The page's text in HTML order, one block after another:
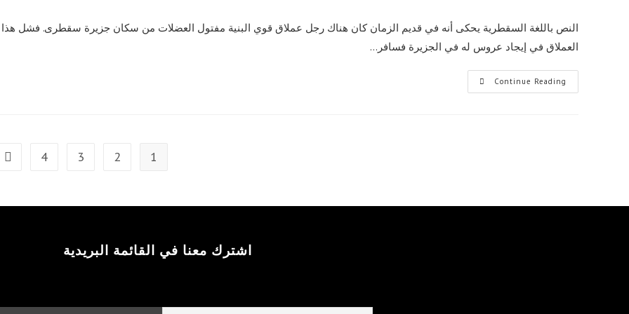
النص باللغة السقطرية يحكى أنه في قديم الزمان كان هناك رجل عملاق قوي البنية مفتول العضلات من سكان جزيرة سقطرى. فشل هذا
العملاق في إيجاد عروس له في الجزيرة فسافر…
Continue Reading حكاية
العملاق
1
2
3
4
اشترك معنا في القائمة البريدية